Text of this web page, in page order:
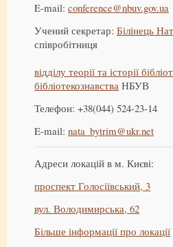
E-mail: conference@nbuv.gov.ua
Учений секретар: Білінець
співробітниця
відділу теорії та історії
бібліотекознавства НБУВ
Телефон: +38(044) 524-23-14
E-mail: nata_bytrim@ukr.net
Адреси локацій в м. Києві:
проспект Голосіївський, 3
вул. Володимирська, 62
Більше інформації про локації